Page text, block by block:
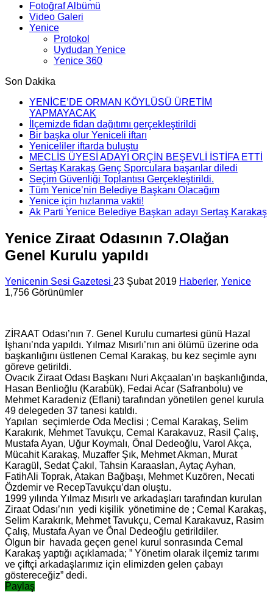
Fotoğraf Albümü
Video Galeri
Yenice
Protokol
Uydudan Yenice
Yenice 360
Son Dakika
YENİCE’DE ORMAN KÖYLÜSÜ ÜRETİM
YAPMAYACAK
İlçemizde fidan dağıtımı gerçekleştirildi
Bir başka olur Yeniceli iftarı
Yeniceliler iftarda buluştu
MECLİS ÜYESİ ADAYI ORÇİN BEŞEVLİ İSTİFA ETTİ
Sertaş Karakaş Genç Sporculara başarılar diledi
Seçim Güvenliği Toplantısı Gerçekleştirildi.
Tüm Yenice’nin Belediye Başkanı Olacağım
Yenice için hızlanma vakti!
Ak Parti Yenice Belediye Başkan adayı Sertaş Karakaş
Yenice Ziraat Odasının 7.Olağan
Genel Kurulu yapıldı
Yenicenin Sesi Gazetesi 23 Şubat 2019 Haberler, Yenice
1,756 Görünümler
ZİRAAT Odası’nın 7. Genel Kurulu cumartesi günü Hazal
İşhanı’nda yapıldı. Yılmaz Mısırlı’nın ani ölümü üzerine oda
başkanlığını üstlenen Cemal Karakaş, bu kez seçimle aynı
göreve getirildi.
Ovacık Ziraat Odası Başkanı Nuri Akçaalan’ın başkanlığında,
Hasan Benlioğlu (Karabük), Fedai Acar (Safranbolu) ve
Mehmet Karadeniz (Eflani) tarafından yönetilen genel kurula
49 delegeden 37 tanesi katıldı.
Yapılan seçimlerde Oda Meclisi ; Cemal Karakaş, Selim
Karakırık, Mehmet Tavukçu, Cemal Karakavuz, Rasil Çalış,
Mustafa Ayan, Uğur Koymalı, Önal Dedeoğlu, Varol Akça,
Mücahit Karakaş, Muzaffer Şık, Mehmet Akman, Murat
Karagül, Sedat Çakıl, Tahsin Karaaslan, Aytaç Ayhan,
FatihAli Toprak, Atakan Bağbaşı, Mehmet Kuzören, Necati
Özdemir ve RecepTavukçu’dan oluştu.
1999 yılında Yılmaz Mısırlı ve arkadaşları tarafından kurulan
Ziraat Odası’nın yedi kişilik yönetimine de ; Cemal Karakaş,
Selim Karakırık, Mehmet Tavukçu, Cemal Karakavuz, Rasim
Çalış, Mustafa Ayan ve Önal Dedeoğlu getirildiler.
Olgun bir havada geçen genel kurul sonrasında Cemal
Karakaş yaptığı açıklamada; ” Yönetim olarak ilçemiz tarımı
ve çiftçi arkadaşlarımız için elimizden gelen çabayı
göstereceğiz” dedi.
Paylaş